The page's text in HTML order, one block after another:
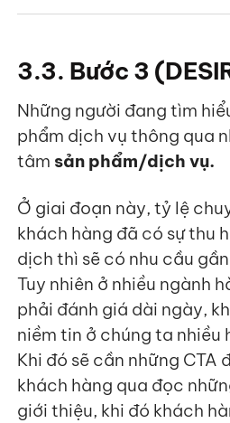
3.3. Bước 3
Những người đang tìm
phẩm dịch vụ thông qua
tâm sản phẩm/dịch vụ.
Ở giai đoạn này, tỷ lệ
khách hàng đã có sự thu
dịch thì sẽ có nhu cầu
Tuy nhiên ở nhiều ngành
phải đánh giá dài ngày,
niềm tin ở chúng ta nhiều
Khi đó sẽ cần những CTA
khách hàng qua đọc
giới thiệu, khi đó khách